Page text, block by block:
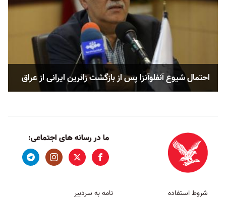
احتمال شیوع آنفلوآنزا پس از بازگشت زائرین ایرانی از عراق
ما در رسانه های اجتماعی:
شروط استفاده نامه به سردبیر